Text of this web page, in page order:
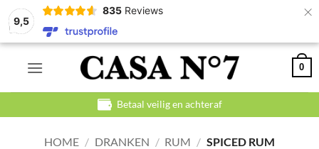
9,5
835 Reviews ×
Ga
0
Betaal veilig en achteraf
HOME / DRANKEN / RUM / SPICED RUM